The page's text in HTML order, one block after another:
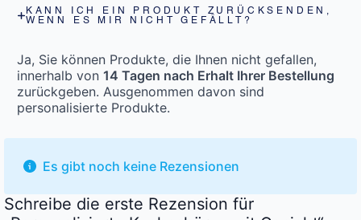
KANN ICH EIN PRODUKT ZURÜCKSENDEN,
WENN ES MIR NICHT GEFÄLLT?
Ja, Sie können Produkte, die Ihnen nicht gefallen,
innerhalb von 14 Tagen nach Erhalt Ihrer Bestellung
zurückgeben. Ausgenommen davon sind
personalisierte Produkte.
Es gibt noch keine Rezensionen
Schreibe die erste Rezension für